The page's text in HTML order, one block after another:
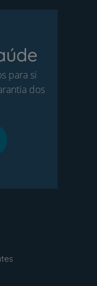
para si
dos